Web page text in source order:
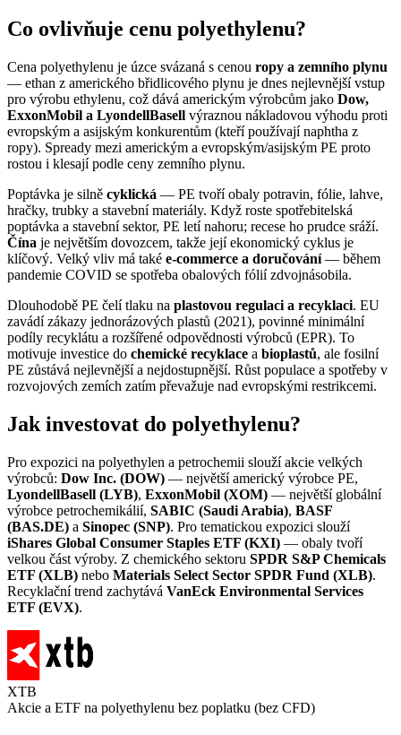
Co ovlivňuje cenu polyethylenu?
Cena polyethylenu je úzce svázaná s cenou ropy a zemního plynu
— ethan z amerického břidlicového plynu je dnes nejlevnější vstup
pro výrobu ethylenu, což dává americkým výrobcům jako Dow,
ExxonMobil a LyondellBasell výraznou nákladovou výhodu proti
evropským a asijským konkurentům (kteří používají naphtha z
ropy). Spready mezi americkým a evropským/asijským PE proto
rostou i klesají podle ceny zemního plynu.
Poptávka je silně cyklická — PE tvoří obaly potravin, fólie, lahve,
hračky, trubky a stavební materiály. Když roste spotřebitelská
poptávka a stavební sektor, PE letí nahoru; recese ho prudce sráží.
Čína je největším dovozcem, takže její ekonomický cyklus je
klíčový. Velký vliv má také e-commerce a doručování— během
pandemie COVID se spotřeba obalových fólií zdvojnásobila.
Dlouhodobě PE čelí tlaku na plastovou regulaci a recyklaci. EU
zavádí zákazy jednorázových plastů (2021), povinné minimální
podíly recyklátu a rozšířené odpovědnosti výrobců (EPR). To
motivuje investice do chemické recyklace a bioplastů, ale fosilní
PE zůstává nejlevnější a nejdostupnější. Růst populace a spotřeby v
rozvojových zemích zatím převažuje nad evropskými restrikcemi.
Jak investovat do polyethylenu?
Pro expozici na polyethylen a petrochemii slouží akcie velkých
výrobců: Dow Inc. (DOW) — největší americký výrobce PE,
LyondellBasell (LYB), ExxonMobil (XOM) — největší globální
výrobce petrochemikálií, SABIC (Saudi Arabia), BASF
(BAS.DE) a Sinopec (SNP). Pro tematickou expozici slouží
iShares Global Consumer Staples ETF (KXI) — obaly tvoří
velkou část výroby. Z chemického sektoru SPDR S&P Chemicals
ETF (XLB) nebo Materials Select Sector SPDR Fund (XLB).
Recyklační trend zachytává VanEck Environmental Services
ETF (EVX).
XTB
Akcie a ETF na polyethylenu bez poplatku (bez CFD)